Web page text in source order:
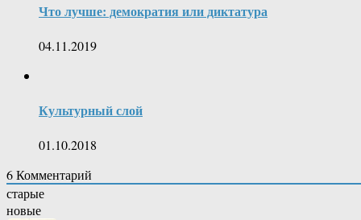
Что лучше: демократия или диктатура
04.11.2019
Культурный слой
01.10.2018
6Комментарий
старые
новые